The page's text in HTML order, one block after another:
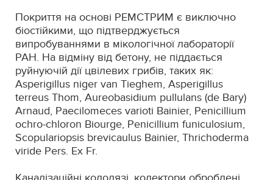
Покриття на основі РЕМСТРИМ є виключно
біостійкими, що підтверджується
випробуваннями в мікологічної лабораторії
РАН. На відміну від бетону, не піддається
руйнуючій дії цвілевих грибів, таких як:
Asperigillus niger van Tieghem, Asperigillus
terreus Thom, Aureobasidium pullulans (de Bary)
Arnaud, Paecilomeces varioti Bainier, Penicillium
ochro-chloron Biourge, Penicillium funiculosium,
Scopulariopsis brevicaulus Bainier, Thrichoderma
viride Pers. Ex Fr.